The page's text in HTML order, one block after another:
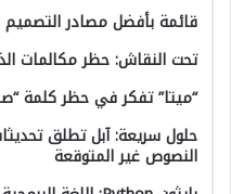
قائمة بأفضل مصادر التصميم
تحت النقاش: حظر مكالمات
“ميتا” تفكر في حظر كلمة
النصوص غير المتوقعة